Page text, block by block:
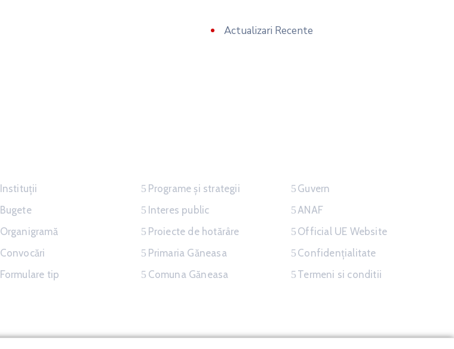
Actualizari Recente
Instituții
Bugete
Organigramă
Convocări
Formulare tip
Programe și strategii
Interes public
Proiecte de hotărâre
Primaria Găneasa
Comuna Găneasa
Guvern
ANAF
Official UE Website
Confidențialitate
Termeni si conditii